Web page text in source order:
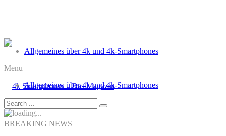
Allgemeines über 4k und 4k-Smartphones
Menu
Allgemeines über 4k und 4k-Smartphones
BREAKING NEWS